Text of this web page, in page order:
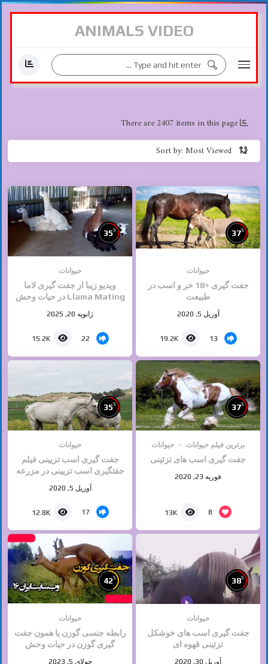
ANIMALS VIDEO
Sort by: Most Viewed
There are 2407 items in this page
37%
حیوانات
جفت گیری +18 خر و اسب در
طبیعت
آوریل 5, 2020
13
19.2K
35%
حیوانات
ویدیو زیبا از جفت گیری لاما
Llama Mating در حیات وحش
برگرفته از دسته جفت گیری
حیوانات سایت ایران ۱۶
ژانویه 20, 2025
22
15.2K
37%
برترین فیلم حیوانات حیوانات
جفت گیری اسب های تزئینی
فوریه 23, 2020
8
13K
35%
حیوانات
جفت گیری اسب تزیینی فیلم
جفتگیری اسب تزیینی در مزرعه
آوریل 5, 2020
17
12.8K
38%
حیوانات
جفت گیری اسب های خوشکل
تزئینی قهوه ای
آوریل 30, 2020
42%
حیوانات
رابطه جنسی گوزن یا همون جفت
گیری گوزن در حیات وحش
جولای 5, 2023